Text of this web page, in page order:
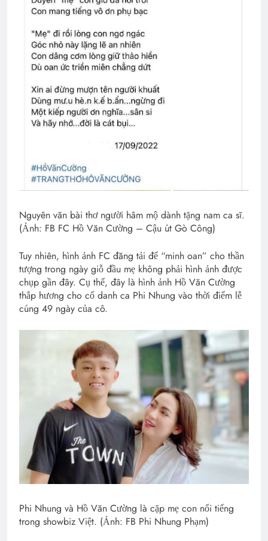
Nguyên văn bài thơ người hâm mộ dành tặng nam ca sĩ.
(Ảnh: FB FC Hồ Văn Cường – Cậu út Gò Công)
Tuy nhiên, hình ảnh FC đăng tải để “minh oan” cho thần
tượng trong ngày giỗ đầu mẹ không phải hình ảnh được
chụp gần đây. Cụ thể, đây là hình ảnh Hồ Văn Cường
thắp hương cho cố danh ca Phi Nhung vào thời điểm lễ
cúng 49 ngày của cô.
Phi Nhung và Hồ Văn Cường là cặp mẹ con nổi tiếng
trong showbiz Việt. (Ảnh: FB Phi Nhung Phạm)